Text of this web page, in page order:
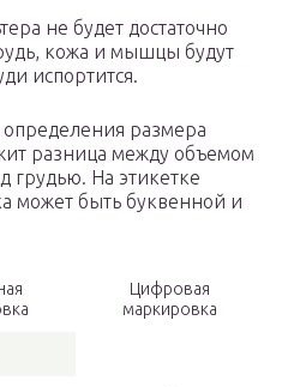
не будет достаточно
кожа и мышцы будут
испортится.
размера
разница между объемом
грудью. На этикетке
может быть буквенной и
Цифровая
маркировка